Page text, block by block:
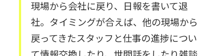
現場から会社に戻り、日報を書いて退
社。タイミングが合えば、他の現場から
戻ってきたスタッフと仕事の進捗につい